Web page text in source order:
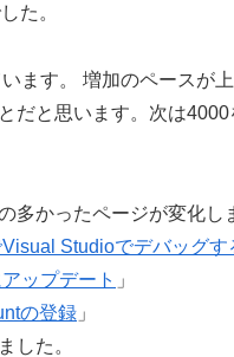
た。
ます。 増加のペースが
だと思います。次は4000
多かったページが変化し
Studioでデバッグす
ップデート 」
の登録 」
した。